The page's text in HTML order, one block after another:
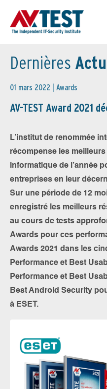
Dernières
01 mars 2022 | Awards
AV-TEST Award 2021
L’institut de renommée
récompense les
informatique de l’année
entreprises en leur
Sur une période de 12
enregistré les meilleurs
au cours de tests
Awards pour ces
Awards 2021 dans les
Performance et Best
Performance et Best
Best Android Security
à ESET.